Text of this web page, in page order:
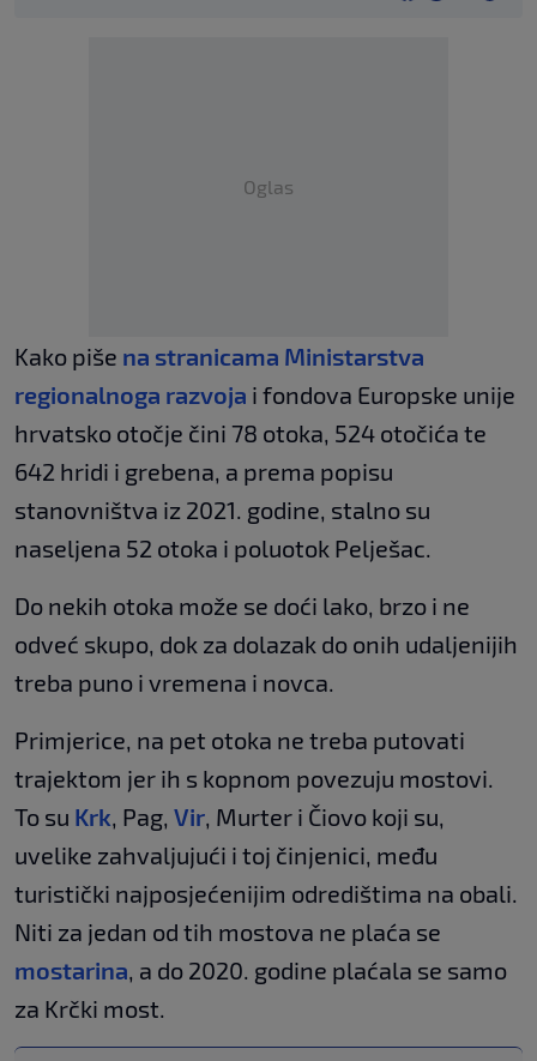
Oglas
Kako piše na stranicama Ministarstva
regionalnoga razvoja i fondova Europske unije
hrvatsko otočje čini 78 otoka, 524 otočića te
642 hridi i grebena, a prema popisu
stanovništva iz 2021. godine, stalno su
naseljena 52 otoka i poluotok Pelješac.
Do nekih otoka može se doći lako, brzo i ne
odveć skupo, dok za dolazak do onih udaljenijih
treba puno i vremena i novca.
Primjerice, na pet otoka ne treba putovati
trajektom jer ih s kopnom povezuju mostovi.
To su Krk, Pag, Vir, Murter i Čiovo koji su,
uvelike zahvaljujući i toj činjenici, među
turistički najposjećenijim odredištima na obali.
Niti za jedan od tih mostova ne plaća se
mostarina, a do 2020. godine plaćala se samo
za Krčki most.